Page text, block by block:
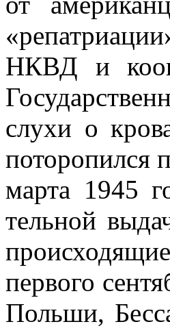
НКВД и
слухи о
поторопился
марта 1945
тельной
первого
Польши,